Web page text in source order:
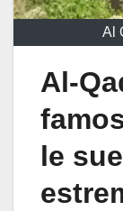
Al
Al-
le